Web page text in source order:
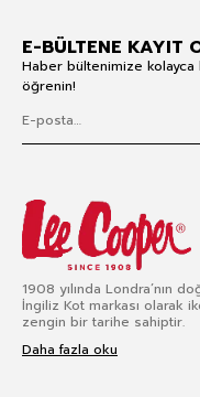
E-BÜLTENE KAYIT
Haber bültenimize
öğrenin!
1908 yılında Londra’nın
İngiliz Kot markası olarak
zengin bir tarihe sahiptir.
Daha fazla oku